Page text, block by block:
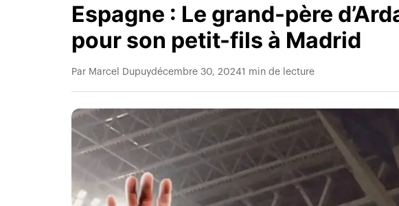
Espagne : Le grand-père
pour son petit-fils à Madrid
Par Marcel Dupuydécembre 30, 20241 min de lecture